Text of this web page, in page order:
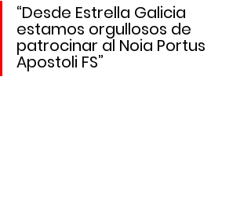
“Desde Estrella Galicia
estamos orgullosos de
patrocinar al Noia Portus
Apostoli FS”